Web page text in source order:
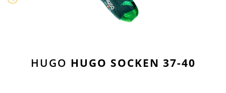
HUGO HUGO SOCKEN 37-40